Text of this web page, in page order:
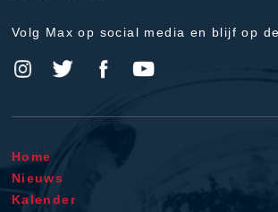
Volg Max op social media en blijf op
Home
Nieuws
Kalender